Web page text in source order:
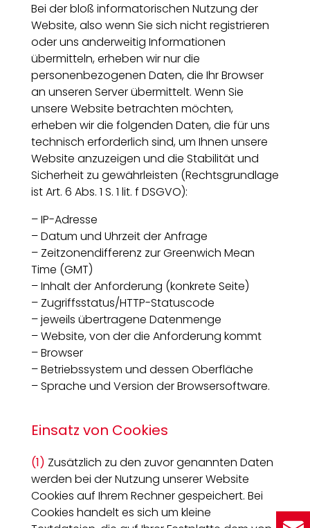
Bei der bloß informatorischen Nutzung der
Website, also wenn Sie sich nicht registrieren
oder uns anderweitig Informationen
übermitteln, erheben wir nur die
personenbezogenen Daten, die Ihr Browser
an unseren Server übermittelt. Wenn Sie
unsere Website betrachten möchten,
erheben wir die folgenden Daten, die für uns
technisch erforderlich sind, um Ihnen unsere
Website anzuzeigen und die Stabilität und
Sicherheit zu gewährleisten (Rechtsgrundlage
ist Art. 6 Abs. 1 S. 1 lit. f DSGVO):
– IP-Adresse
– Datum und Uhrzeit der Anfrage
– Zeitzonendifferenz zur Greenwich Mean
Time (GMT)
– Inhalt der Anforderung (konkrete Seite)
– Zugriffsstatus/HTTP-Statuscode
– jeweils übertragene Datenmenge
– Website, von der die Anforderung kommt
– Browser
– Betriebssystem und dessen Oberfläche
– Sprache und Version der Browsersoftware.
Einsatz von Cookies
(1) Zusätzlich zu den zuvor genannten Daten
werden bei der Nutzung unserer Website
Cookies auf Ihrem Rechner gespeichert. Bei
Cookies handelt es sich um kleine